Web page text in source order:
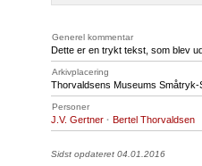
Generel kommentar
Dette er en trykt tekst, som blev
Arkivplacering
Thorvaldsens Museums Småtryk-
Personer
J.V. Gertner · Bertel Thorvaldsen
Sidst opdateret 04.01.2016